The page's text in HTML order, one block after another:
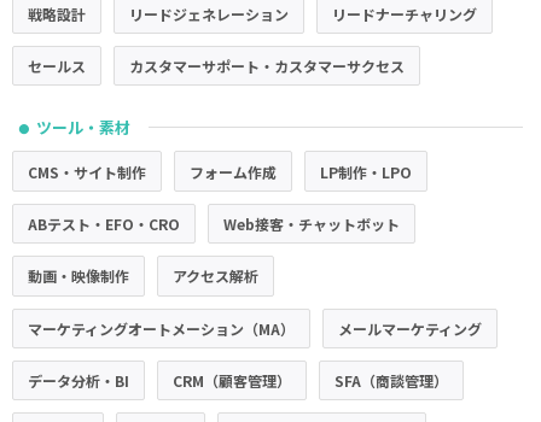
戦略設計 リードジェネレーション リードナーチャリング
セールス カスタマーサポート・カスタマーサクセス
● ツール・素材
CMS・サイト制作 フォーム作成 LP制作・LPO
ABテスト・EFO・CRO Web接客・チャットボット
動画・映像制作 アクセス解析
マーケティングオートメーション（MA） メールマーケティング
データ分析・BI CRM（顧客管理） SFA（商談管理）